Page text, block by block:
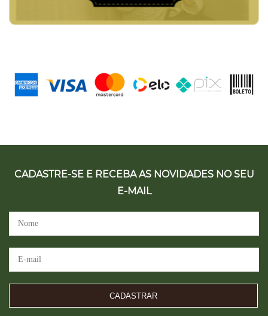
CADASTRE-SE E RECEBA AS NOVIDADES NO SEU
E-MAIL
CADASTRAR